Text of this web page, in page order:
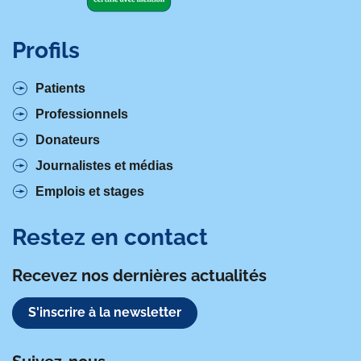
Profils
Patients
Professionnels
Donateurs
Journalistes et médias
Emplois et stages
Restez en contact
Recevez nos dernières actualités
S'inscrire à la newsletter